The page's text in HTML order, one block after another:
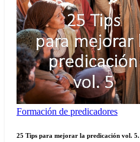
Formación de predicadores
25 Tips para mejorar la predicación vol. 5.